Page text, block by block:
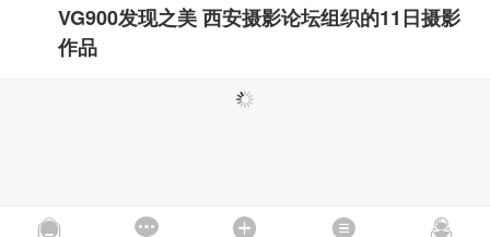
VG900发现之美 西安摄影论坛组织的11日摄影
作品